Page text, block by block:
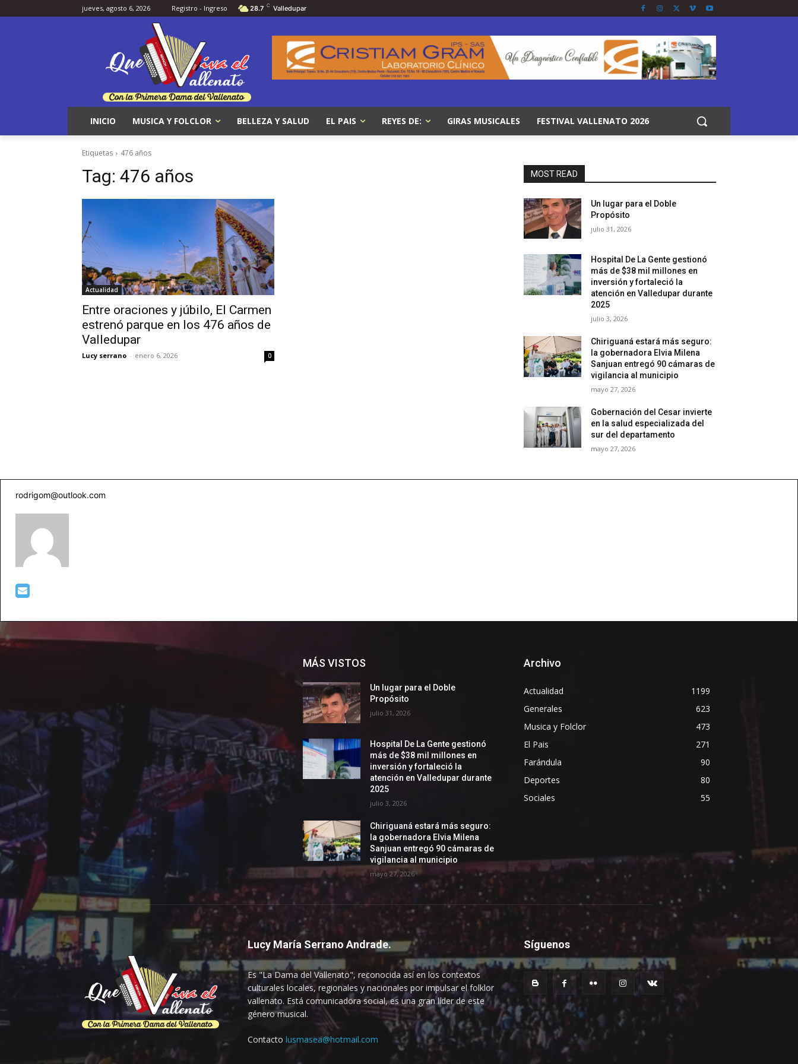
jueves, agosto 6, 2026 Registro - Ingreso 28.7 C Valledupar
INICIO MUSICA Y FOLCLOR BELLEZA Y SALUD EL PAIS REYES DE: GIRAS MUSICALES FESTIVAL VALLENATO 2026
Etiquetas 476 años
Tag: 476 años
Actualidad
Entre oraciones y júbilo, El Carmen
estrenó parque en los 476 años de
Valledupar
Lucy serrano - enero 6, 2026 0
MOST READ
Un lugar para el Doble
Propósito
julio 31, 2026
Hospital De La Gente gestionó
más de $38 mil millones en
inversión y fortaleció la
atención en Valledupar durante
2025
julio 3, 2026
Chiriguaná estará más seguro:
la gobernadora Elvia Milena
Sanjuan entregó 90 cámaras de
vigilancia al municipio
mayo 27, 2026
Gobernación del Cesar invierte
en la salud especializada del
sur del departamento
mayo 27, 2026
rodrigom@outlook.com
MÁS VISTOS
Un lugar para el Doble
Propósito
julio 31, 2026
Hospital De La Gente gestionó
más de $38 mil millones en
inversión y fortaleció la
atención en Valledupar durante
2025
julio 3, 2026
Chiriguaná estará más seguro:
la gobernadora Elvia Milena
Sanjuan entregó 90 cámaras de
vigilancia al municipio
mayo 27, 2026
Archivo
Actualidad
1199
Generales
623
Musica y Folclor
473
El Pais
271
Farándula
90
Deportes
80
Sociales
55
Lucy María Serrano Andrade.
Es "La Dama del Vallenato", reconocida así en los contextos
culturales locales, regionales y nacionales por impulsar el folklor
vallenato. Está comunicadora social, es una gran líder de este
género musical.
Contacto lusmasea@hotmail.com
Síguenos